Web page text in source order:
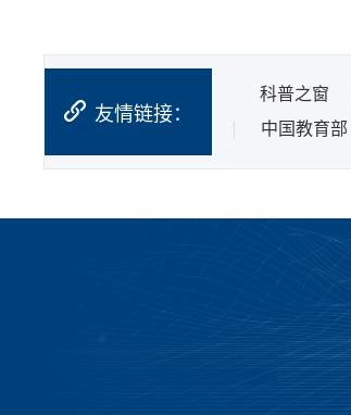
友情链接：
科普之窗
中国教育部